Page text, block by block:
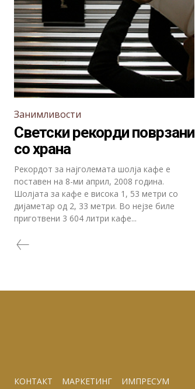
Занимливости
Светски рекорди поврзани
со храна
Рекордот за најголемата шолја кафе е
поставен на 8-ми април, 2008 година.
Шолјата за кафе е висока 1, 53 метри со
дијаметар од 2, 33 метри. Во нејзе биле
приготвени 3 604 литри кафе...
КОНТАКТ МАРКЕТИНГ ИМПРЕСУМ